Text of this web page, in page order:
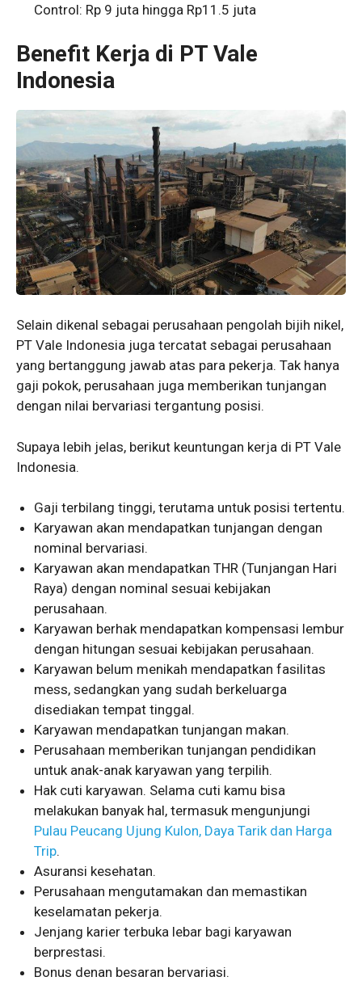
Control: Rp 9 juta hingga Rp11.5 juta
Benefit Kerja di PT Vale
Indonesia
Selain dikenal sebagai perusahaan pengolah bijih nikel,
PT Vale Indonesia juga tercatat sebagai perusahaan
yang bertanggung jawab atas para pekerja. Tak hanya
gaji pokok, perusahaan juga memberikan tunjangan
dengan nilai bervariasi tergantung posisi.
Supaya lebih jelas, berikut keuntungan kerja di PT Vale
Indonesia.
Gaji terbilang tinggi, terutama untuk posisi tertentu.
Karyawan akan mendapatkan tunjangan dengan
nominal bervariasi.
Karyawan akan mendapatkan THR (Tunjangan Hari
Raya) dengan nominal sesuai kebijakan
perusahaan.
Karyawan berhak mendapatkan kompensasi lembur
dengan hitungan sesuai kebijakan perusahaan.
Karyawan belum menikah mendapatkan fasilitas
mess, sedangkan yang sudah berkeluarga
disediakan tempat tinggal.
Karyawan mendapatkan tunjangan makan.
Perusahaan memberikan tunjangan pendidikan
untuk anak-anak karyawan yang terpilih.
Hak cuti karyawan. Selama cuti kamu bisa
melakukan banyak hal, termasuk mengunjungi
Pulau Peucang Ujung Kulon, Daya Tarik dan Harga
Trip.
Asuransi kesehatan.
Perusahaan mengutamakan dan memastikan
keselamatan pekerja.
Jenjang karier terbuka lebar bagi karyawan
berprestasi.
Bonus denan besaran bervariasi.